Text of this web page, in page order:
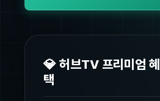
💎 허브TV 프리미엄 혜
택